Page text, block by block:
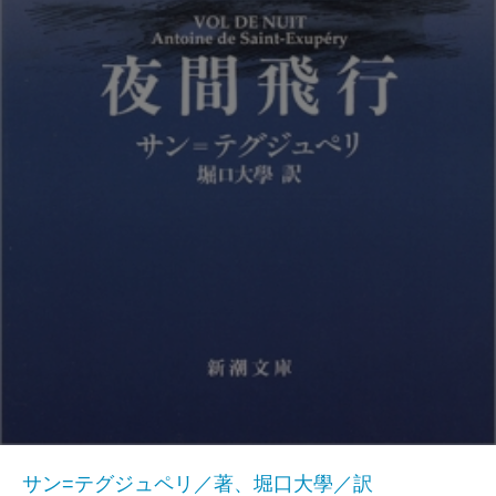
サン=テグジュペリ／著、堀口大學／訳